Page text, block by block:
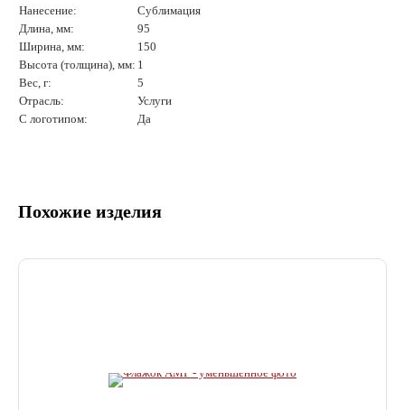
Нанесение:
Сублимация
Длина, мм:
95
Ширина, мм:
150
Высота (толщина), мм: 1
Вес, г:
5
Отрасль:
Услуги
С логотипом:
Да
Похожие изделия